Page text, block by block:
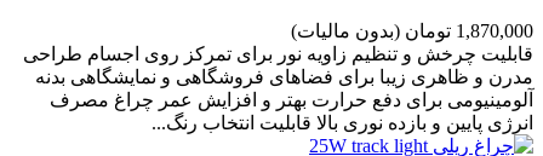
1,870,000 تومان
(بدون مالیات)
قابلیت چرخش و تنظیم زاویه نور برای تمرکز روی اجسام طراحی
مدرن و ظاهری زیبا برای فضاهای فروشگاهی و نمایشگاهی بدنه
آلومینیومی برای دفع حرارت بهتر و افزایش عمر چراغ مصرف
انرژی پایین و بازده نوری بالا قابلیت انتخاب رنگ...